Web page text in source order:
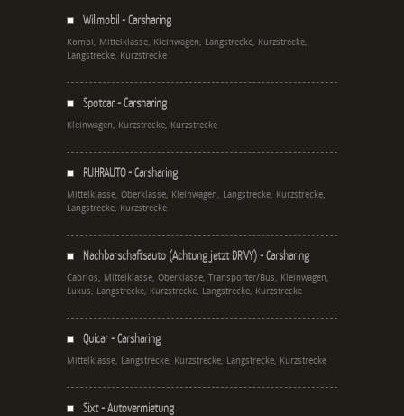
Willmobil - Carsharing
Kombi, Mittelklasse, Kleinwagen, Langstrecke, Kurzstrecke,
Langstrecke, Kurzstrecke
Spotcar - Carsharing
Kleinwagen, Kurzstrecke, Kurzstrecke
RUHRAUTO - Carsharing
Mittelklasse, Oberklasse, Kleinwagen, Langstrecke, Kurzstrecke,
Langstrecke, Kurzstrecke
Nachbarschaftsauto (Achtung jetzt DRIVY) - Carsharing
Cabrios, Mittelklasse, Oberklasse, Transporter/Bus, Kleinwagen,
Luxus, Langstrecke, Kurzstrecke, Langstrecke, Kurzstrecke
Quicar - Carsharing
Mittelklasse, Langstrecke, Kurzstrecke, Langstrecke, Kurzstrecke
Sixt - Autovermietung